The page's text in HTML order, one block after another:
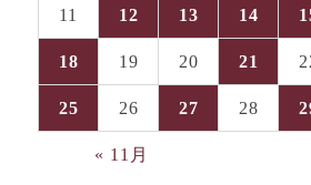
11 12 13 14
18 19 20 21
25 26 27 28
« 11月